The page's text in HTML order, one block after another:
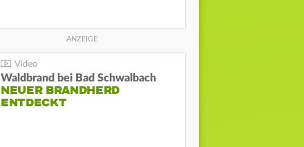
Waldbrand bei Bad Schwalbach
NEUER BRANDHERD
ENTDECKT